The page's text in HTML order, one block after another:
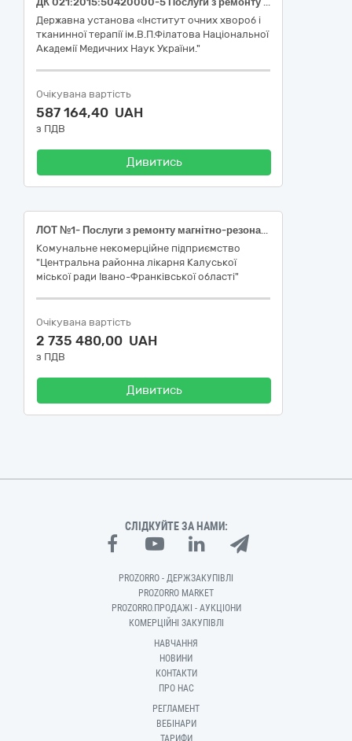
Державна установа «Інститут очних хвороб і
тканинної терапії ім.В.П.Філатова Національної
Академії Медичних Наук України."
Очікувана вартість
587 164,40 UAH
з ПДВ
Дивитись
ЛОТ №1- Послуги з ремонту магнітно-резонансного томографа PHILIPS ACHIEVA 1.5T ; ЛОТ №2- послуги з постгарантійного сервісного обслуговування магнітно-резонансного томографа ACHIEVA 1.5T
Комунальне некомерційне підприємство
"Центральна районна лікарня Калуської
міської ради Івано-Франківської області"
Очікувана вартість
2 735 480,00 UAH
з ПДВ
Дивитись
СЛІДКУЙТЕ ЗА НАМИ:
PROZORRO - ДЕРЖЗАКУПІВЛІ
PROZORRO MARKET
PROZORRO.ПРОДАЖІ - АУКЦІОНИ
КОМЕРЦІЙНІ ЗАКУПІВЛІ
НАВЧАННЯ
НОВИНИ
КОНТАКТИ
ПРО НАС
РЕГЛАМЕНТ
ВЕБІНАРИ
ТАРИФИ